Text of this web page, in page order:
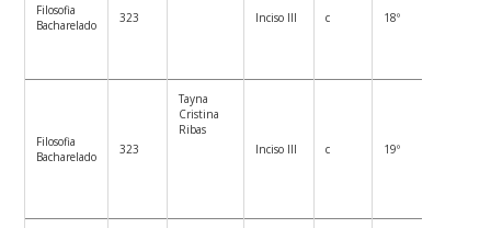
Filosofia
Bacharelado
323
Inciso III
c 18º
Filosofia
Bacharelado
323
Tayna
Cristina
Ribas
Inciso III
c 19º